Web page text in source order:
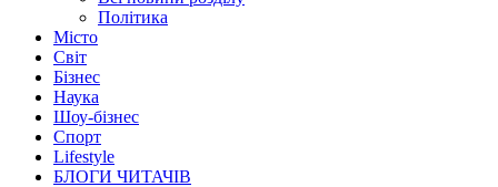
Політика
Місто
Світ
Бізнес
Наука
Шоу-бізнес
Спорт
Lifestyle
БЛОГИ ЧИТАЧІВ